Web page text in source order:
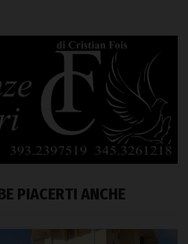
PIACERTI ANCHE